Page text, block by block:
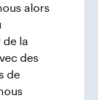
alors
la
des
de